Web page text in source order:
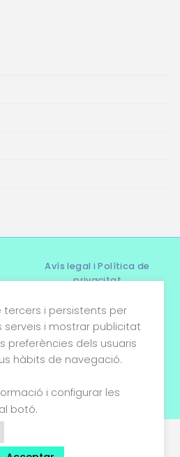
Avís legal i Política de
privacitat
Termes i condicions
Política de cookies
tercers i persistents per
serveis i mostrar publicitat
preferències dels usuaris
hàbits de navegació.
i configurar les
botó.